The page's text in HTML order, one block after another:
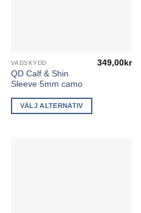
VADSKYDD
QD Calf & Shin
Sleeve 5mm camo
349,00 kr
VÄLJ ALTERNATIV
Den
här
har
flera